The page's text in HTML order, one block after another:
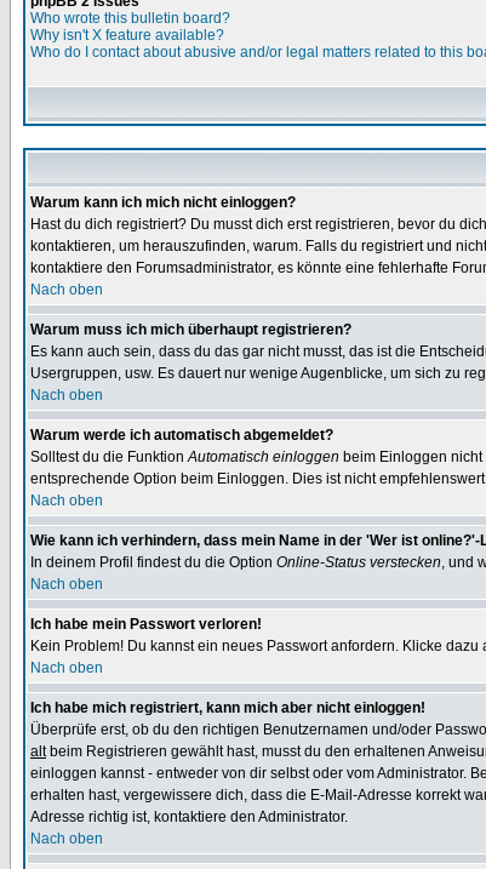
Who wrote this bulletin board?
Why isn't X feature available?
Who do I contact about abusive and/or legal matters related to this
Warum kann ich mich nicht einloggen?
Hast du dich registriert? Du musst dich erst registrieren, bevor du
kontaktieren, um herauszufinden, warum. Falls du registriert und
kontaktiere den Forumsadministrator, es könnte eine fehlerhafte
Nach oben
Warum muss ich mich überhaupt registrieren?
Es kann auch sein, dass du das gar nicht musst, das ist die
Usergruppen, usw. Es dauert nur wenige Augenblicke, um sich zu
Nach oben
Warum werde ich automatisch abgemeldet?
Solltest du die FunktionAutomatisch einloggen beim Einloggen
entsprechende Option beim Einloggen. Dies ist nicht
Nach oben
Wie kann ich verhindern, dass mein Name in der 'Wer ist
In deinem Profil findest du die Option Online-Status verstecken, und
Nach oben
Ich habe mein Passwort verloren!
Kein Problem! Du kannst ein neues Passwort anfordern. Klicke
Nach oben
Ich habe mich registriert, kann mich aber nicht einloggen!
Überprüfe erst, ob du den richtigen Benutzernamen und/oder
altbeim Registrieren gewählt hast, musst du den erhaltenen
einloggen kannst - entweder von dir selbst oder vom Administrator.
erhalten hast, vergewissere dich, dass die E-Mail-Adresse korrekt
Adresse richtig ist, kontaktiere den Administrator.
Nach oben